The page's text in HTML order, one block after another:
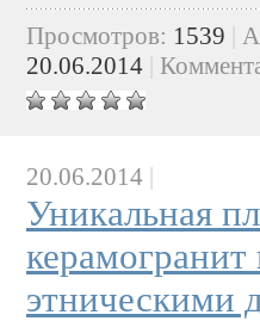
Просмотров: 1539
20.06.2014
20.06.2014 |
Уникальная
этническими